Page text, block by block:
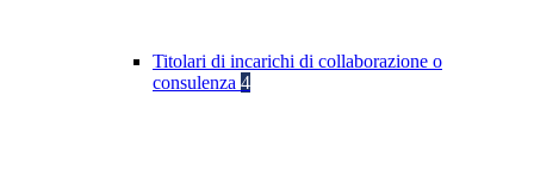
Titolari di incarichi di collaborazione o
consulenza 4